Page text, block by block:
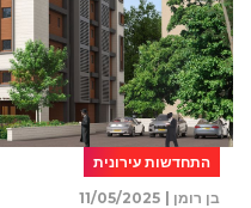
התחדשות עירונית
בן רומן | 11/05/2025